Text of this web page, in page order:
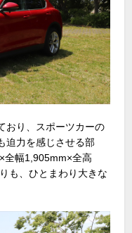
おり、スポーツカーの
迫力を感じさせる部
全幅1,905mm×全高
も、ひとまわり大きな